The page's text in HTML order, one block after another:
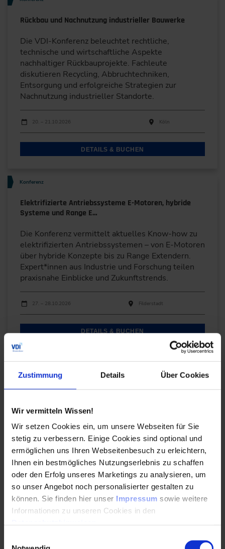
Zustimmung Details Über Cookies
Wir vermitteln Wissen!
Wir setzen Cookies ein, um unsere Webseiten für Sie
stetig zu verbessern. Einige Cookies sind optional und
ermöglichen uns Ihren Webseitenbesuch zu erleichtern,
Ihnen ein bestmögliches Nutzungserlebnis zu schaffen
oder den Erfolg unseres Marketings zu analysieren, um
so unser Angebot noch personalisierter gestalten zu
können. Sie finden hier unser Impressum sowie weitere
Informationen zu unseren Cookies in den
Rückbau und Nachnutzung industrieller Bauwerke
Die VDI-Konferenz beleuchtet rechtliche,
technische und wirtschaftliche Aspekte
nachhaltiger Rückbauprojekte. Fachleute
diskutieren Recycling, Abbruchtechniken,
Entsorgung und erfolgreiche Strategien zur
Nachnutzung industrieller Standorte.
Durchführungen
Veranstaltungsdatum
20. – 21.10.2026 Köln
DETAILS & BUCHEN
Konferenz
Elektrifizierte Antriebssysteme E-Motoren, hybride
Systeme und Range E…
Die Konferenz vermittelt aktuelles Know-how zu
elektrifizierten Antriebssystemen – von E-Motoren
über hybride Konzepte bis zu Range Extendern.
Expert*innen aus Industrie und Forschung teilen
praxisnahe Einblicke und Zukunftstrends.
Durchführungen
Veranstaltungsdatum
27. – 28.10.2026 Filderstadt
DETAILS & BUCHEN
Konferenz
Diskutieren Sie auf der VDI-Konferenz die
neuesten Entwicklungen zum Thema
Trinkwasserhygiene mit den relevanten
Regelsetzern des VDI.
Durchführungen
Veranstaltungsdatum Veranstaltungsort
03. – 04.11.2026 Düsseldorf
DETAILS & BUCHEN
Konferenz
Smarte Robotik – Flexible Automation für Produktion